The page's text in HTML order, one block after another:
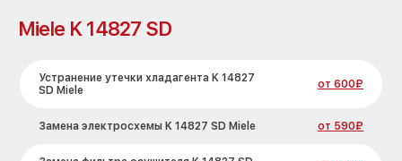
Miele K 14827 SD
Устранение утечки хладагента K 14827
SD Miele
от 600₽
Замена электросхемы K 14827 SD Miele от 590₽